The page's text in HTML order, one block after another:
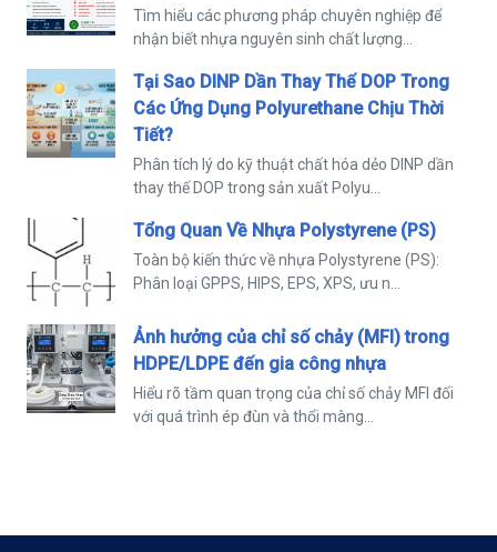
Tìm hiểu các phương pháp chuyên nghiệp để
nhận biết nhựa nguyên sinh chất lượng...
Tại Sao DINP Dần Thay Thế DOP Trong
Các Ứng Dụng Polyurethane Chịu Thời
Tiết?
Phân tích lý do kỹ thuật chất hóa dẻo DINP dần
thay thế DOP trong sản xuất Polyu...
Tổng Quan Về Nhựa Polystyrene (PS)
Toàn bộ kiến thức về nhựa Polystyrene (PS):
Phân loại GPPS, HIPS, EPS, XPS, ưu n...
Ảnh hưởng của chỉ số chảy (MFI) trong
HDPE/LDPE đến gia công nhựa
Hiểu rõ tầm quan trọng của chỉ số chảy MFI đối
với quá trình ép đùn và thổi màng...